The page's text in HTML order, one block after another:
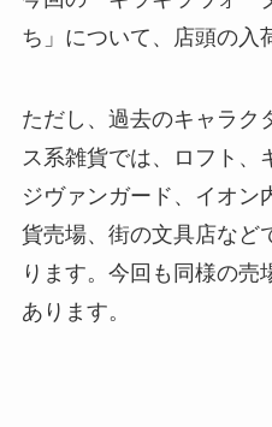
ち」について、店頭の入
ただし、過去のキャラク
ス系雑貨では、ロフト、
ジヴァンガード、イオン
貨売場、街の文具店など
ります。今回も同様の売
あります。